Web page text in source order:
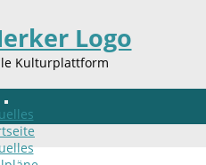
Kulturplattform